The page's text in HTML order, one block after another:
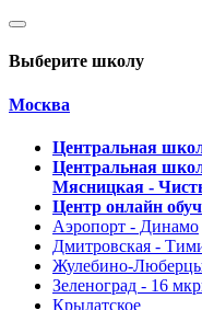
Выберите школу
Москва
Центральная
Центральная
Мясницкая -
Центр онлайн
Аэропорт - Динамо
Дмитровская -
Жулебино-
Зеленоград - 16
Крылатское